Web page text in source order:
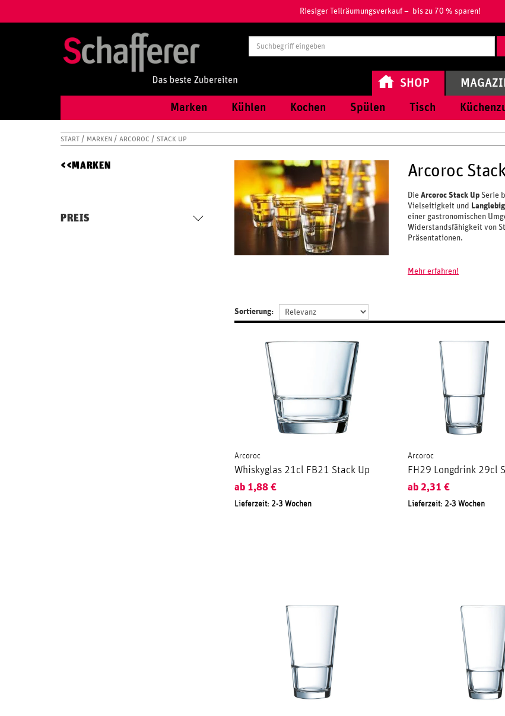
Riesiger Teilräumungsverkauf – bis zu 70 % sparen!
SHOP
Marken Kühlen Kochen Spülen Tisch
START MARKEN ARCOROC STACK UP
MARKEN
PREIS
Arcoroc
DieArcoroc Stack Up Serie
Vielseitigkeit und
einer gastronomischen
Widerstandsfähigkeit von
Präsentationen.
Mehr erfahren!
Sortierung:
Arcoroc
Whiskyglas 21cl FB21 Stack Up
ab 1,88 €
Lieferzeit: 2-3 Wochen
Arcoroc
FH29 Longdrink 29cl
ab 2,31 €
Lieferzeit: 2-3 Wochen